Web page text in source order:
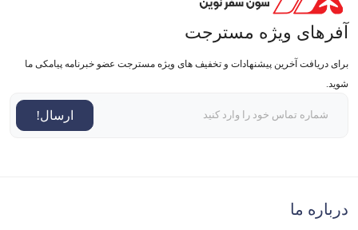
آفرهای ویژه مسترجت
برای دریافت آخرین پیشنهادات و تخفیف های ویژه مسترجت عضو خبرنامه پیامکی ما
شوید.
ارسال!
درباره ما